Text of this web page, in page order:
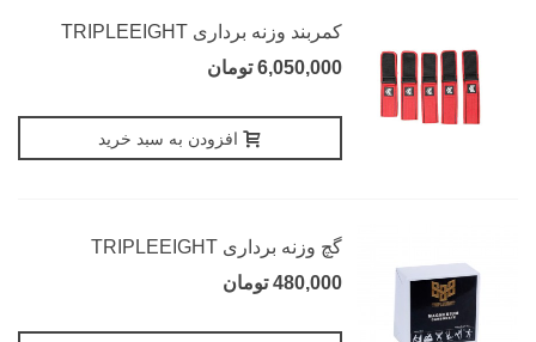
کمربند وزنه برداری TRIPLEEIGHT
6,050,000 تومان
افزودن به سبد خرید
گچ وزنه برداری TRIPLEEIGHT
480,000 تومان